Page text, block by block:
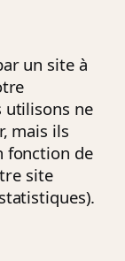
un site à
utilisons ne
mais ils
fonction de
site